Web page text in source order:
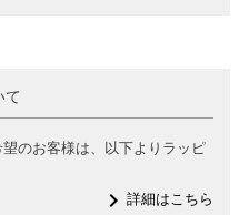
て
のお客様は、以下よりラッピ
navigate_next詳細はこちら